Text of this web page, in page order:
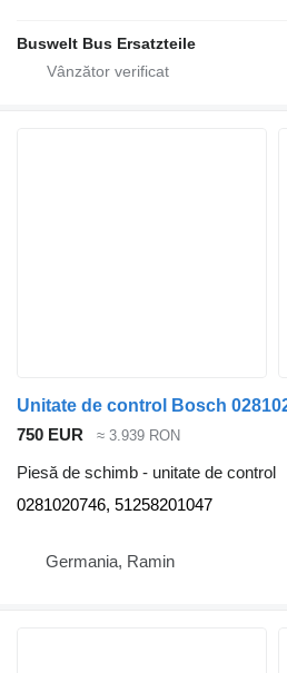
Buswelt Bus Ersatzteile
750 EUR ≈ 3.939 RON
Piesă de schimb - unitate de control
0281020746, 51258201047
Germania, Ramin